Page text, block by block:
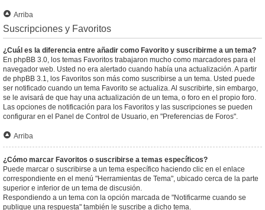
Arriba
Suscripciones y Favoritos
¿Cuál es la diferencia entre añadir como Favorito y suscribirme a un tema?
En phpBB 3.0, los temas Favoritos trabajaron mucho como marcadores para el
navegador web. Usted no era alertado cuando había una actualización. A partir
de phpBB 3.1, los Favoritos son más como suscribirse a un tema. Usted puede
ser notificado cuando un tema Favorito se actualiza. Al suscribirte, sin embargo,
se le avisará de que hay una actualización de un tema, o foro en el propio foro.
Las opciones de notificación para los Favoritos y las suscripciones se pueden
configurar en el Panel de Control de Usuario, en "Preferencias de Foros".
Arriba
¿Cómo marcar Favoritos o suscribirse a temas específicos?
Puede marcar o suscribirse a un tema específico haciendo clic en el enlace
correspondiente en el menú "Herramientas de Tema", ubicado cerca de la parte
superior e inferior de un tema de discusión.
Respondiendo a un tema con la opción marcada de "Notificarme cuando se
publique una respuesta" también le suscribe a dicho tema.